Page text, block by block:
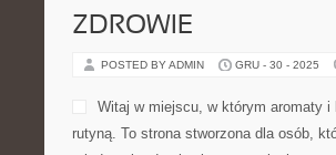
ZDROWIE
POSTED BY ADMIN GRU - 30 - 2025
Witaj w miejscu, w którym aromaty
rutyną. To strona stworzona dla osób,